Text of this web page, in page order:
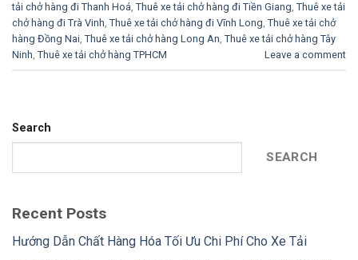
tải chở hàng đi Thanh Hoá, Thuê xe tải chở hàng đi Tiền Giang, Thuê xe tải
chở hàng đi Trà Vinh, Thuê xe tải chở hàng đi Vĩnh Long, Thuê xe tải chở
hàng Đồng Nai, Thuê xe tải chở hàng Long An, Thuê xe tải chở hàng Tây
Ninh, Thuê xe tải chở hàng TPHCM Leave a comment
Search
SEARCH
Recent Posts
Hướng Dẫn Chất Hàng Hóa Tối Ưu Chi Phí Cho Xe Tải